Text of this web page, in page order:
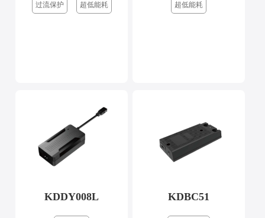
过流保护 超低能耗 超低能耗
KDDY008L KDBC51